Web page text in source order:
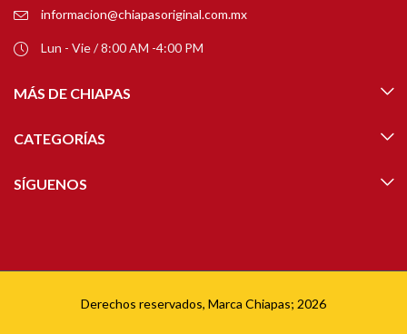
informacion@chiapasoriginal.com.mx
Lun - Vie / 8:00 AM -4:00 PM
MÁS DE CHIAPAS
CATEGORÍAS
SÍGUENOS
Derechos reservados, Marca Chiapas; 2026